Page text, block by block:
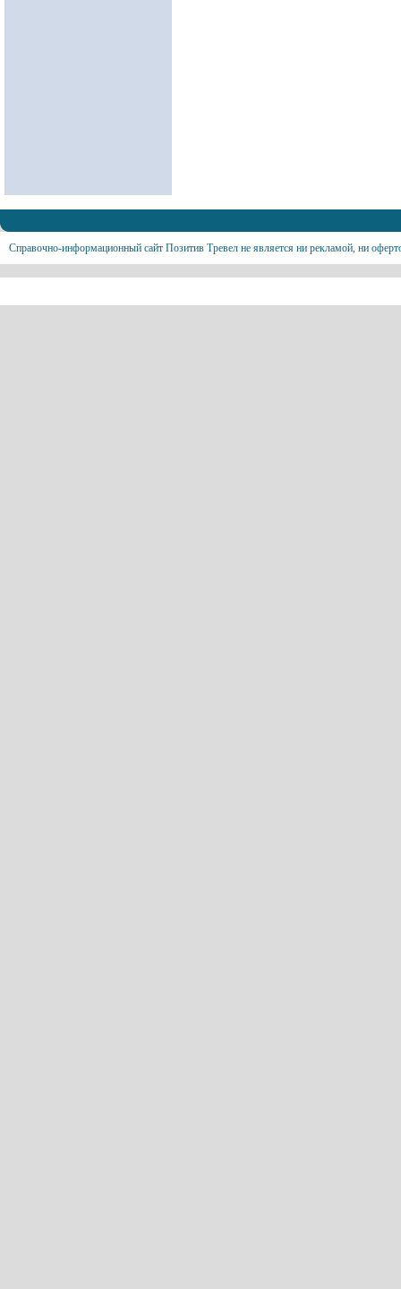
Справочно-информационный сайт Позитив Тревел не является ни рекламой, ни